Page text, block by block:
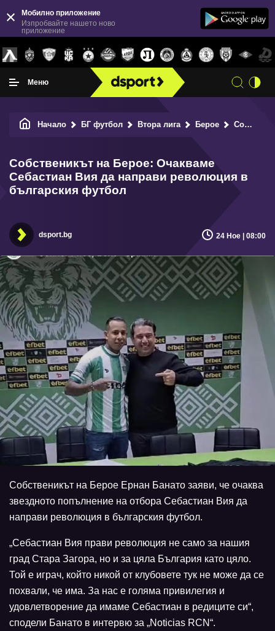
Мобилно приложение
Изпробвайте нашето ново
приложение
Меню
Начало БГ футбол Втора лига Берое Собственикът на Берое: Очакваме Себастиан Вия да направи революция в българския футбол
Собственикът на Берое: Очакваме
Себастиан Вия да направи революция в
българския футбол
dsport.bg 24 Ное | 08:00
Собственикът на Берое Ернан Банато заяви, че очаква
звездното попълнение на отбора Себастиан Вия да
направи революция в българския футбол.
„Себастиан Вия прави революция не само за нашия
град Стара Загора, но и за цяла България като цяло.
Той е играч, който никой от клубовете тук не може да се
похвали, че има. За нас е голяма привилегия и
удовлетворение да имаме Себастиан в редиците си“,
сподели Банато в интервю за „Noticias RCN“.